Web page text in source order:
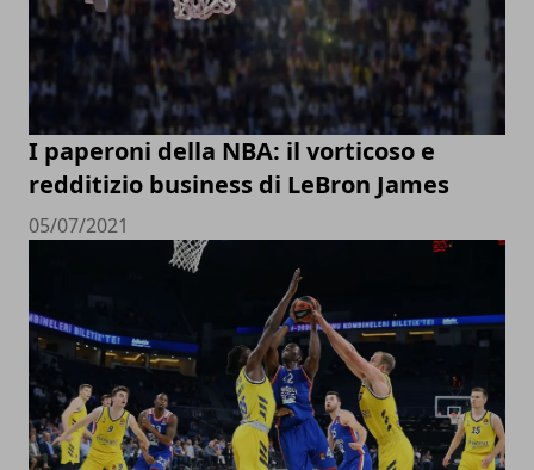
I paperoni della NBA: il vorticoso e
redditizio business di LeBron James
05/07/2021